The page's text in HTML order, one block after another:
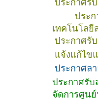
ประกาศรั
ประ
เทคโนโลยี
ประกาศรั
แจ้งแก้ไข
ประกาศล
ประกาศรั
จัดการศูน